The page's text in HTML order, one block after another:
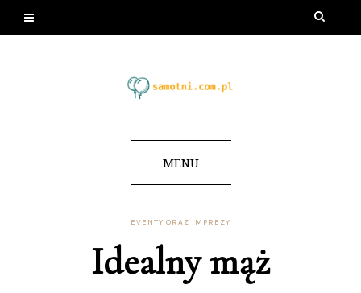
MENU
EVENTY ORAZ IMPREZY
Idealny mąż